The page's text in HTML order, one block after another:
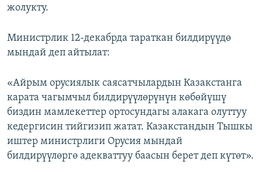
жолукту.
Министрлик 12-декабрда тараткан билдирүүдө
мындай деп айтылат:
«Айрым орусиялык саясатчылардын Казакстанга
карата чагымчыл билдирүүлөрүнүн көбөйүшү
биздин мамлекеттер ортосундагы алакага олуттуу
кедергисин тийгизип жатат. Казакстандын Тышкы
иштер министрлиги Орусия мындай
билдирүүлөргө адекваттуу баасын берет деп күтөт».